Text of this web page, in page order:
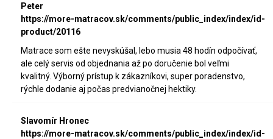
Peter
https://more-matracov.sk/comments/public_index/index/id-
product/20116
Matrace som ešte nevyskúšal, lebo musia 48 hodín odpočívať,
ale celý servis od objednania až po doručenie bol veľmi
kvalitný. Výborný prístup k zákazníkovi, super poradenstvo,
rýchle dodanie aj počas predvianočnej hektiky.
Slavomír Hronec
https://more-matracov.sk/comments/public_index/index/id-